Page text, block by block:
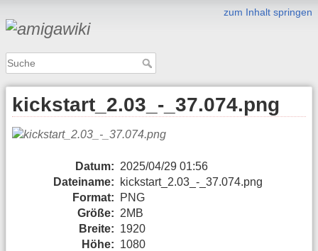
zum Inhalt springen
kickstart_2.03_-_37.074.png
Datum: 2025/04/29 01:56
Dateiname:
kickstart_2.03_-_37.074.png
Format:
PNG
Größe: 2MB
Breite: 1920
Höhe: 1080